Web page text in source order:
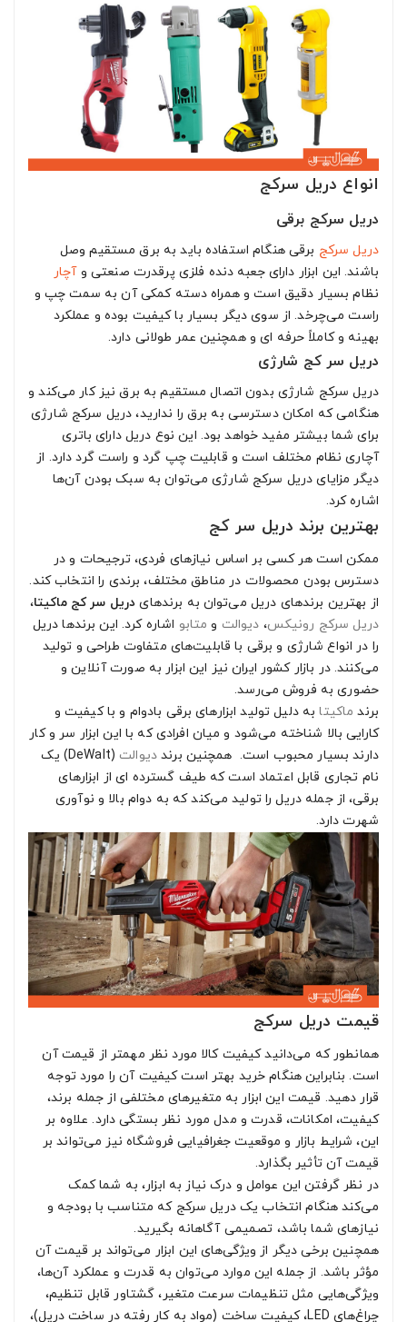
انواع دریل سرکج
دریل سرکج برقی
دریل سرکج برقی هنگام استفاده باید به برق مستقیم وصل
باشند. این ابزار دارای جعبه دنده فلزی پرقدرت صنعتی وآچار
نظام بسیار دقیق است و همراه دسته کمکی آن به سمت چپ و
راست می‌چرخد. از سوی دیگر بسیار با کیفیت بوده و عملکرد
بهینه و کاملاً حرفه ای و همچنین عمر طولانی دارد.
دریل سر کج شارژی
دریل سرکج شارژی بدون اتصال مستقیم به برق نیز کار می‌کند و
هنگامی که امکان دسترسی به برق را ندارید، دریل سرکج شارژی
برای شما بیشتر مفید خواهد بود. این نوع دریل دارای باتری
آچاری نظام مختلف است و قابلیت چپ گرد و راست گرد دارد. از
دیگر مزایای دریل سرکج شارژی می‌توان به سبک بودن آن‌ها
اشاره کرد.
بهترین برند دریل سر کج
ممکن است هر کسی بر اساس نیازهای فردی، ترجیحات و در
دسترس بودن محصولات در مناطق مختلف، برندی را انتخاب کند.
از بهترین برندهای دریل می‌توان به برندهای دریل سر کج ماکیتا،
دریل سرکج رونیکس، دیوالت و متابو اشاره کرد. این برندها دریل
را در انواع شارژی و برقی با قابلیت‌های متفاوت طراحی و تولید
می‌کنند. در بازار کشور ایران نیز این ابزار به صورت آنلاین و
حضوری به فروش می‌رسد.
برند ماکیتابه دلیل تولید ابزارهای برقی بادوام و با کیفیت و
کارایی بالا شناخته می‌شود و میان افرادی که با این ابزار سر و کار
دارند بسیار محبوب است. همچنین برنددیوالت
(DeWalt) یک
نام تجاری قابل اعتماد است که طیف گسترده ای از ابزارهای
برقی، از جمله دریل را تولید می‌کند که به دوام بالا و نوآوری
شهرت دارد.
قیمت دریل سرکج
همانطور که می‌دانید کیفیت کالا مورد نظر مهمتر از قیمت آن
است. بنابراین هنگام خرید بهتر است کیفیت آن را مورد توجه
قرار دهید. قیمت این ابزار به متغیرهای مختلفی از جمله برند،
کیفیت، امکانات، قدرت و مدل مورد نظر بستگی دارد. علاوه بر
این، شرایط بازار و موقعیت جغرافیایی فروشگاه نیز می‌تواند بر
قیمت آن تأثیر بگذارد.
در نظر گرفتن این عوامل و درک نیاز به ابزار، به شما کمک
می‌کند هنگام انتخاب یک دریل سرکج که متناسب با بودجه و
نیازهای شما باشد، تصمیمی آگاهانه بگیرید.
همچنین برخی دیگر از ویژگی‌های این ابزار می‌تواند بر قیمت آن
مؤثر باشد. از جمله این موارد می‌توان به قدرت و عملکرد آن‌ها،
ویژگی‌هایی مثل تنظیمات سرعت متغیر، گشتاور قابل تنظیم،
چراغ‌های LED، کیفیت ساخت (مواد به کار رفته در ساخت دریل)،